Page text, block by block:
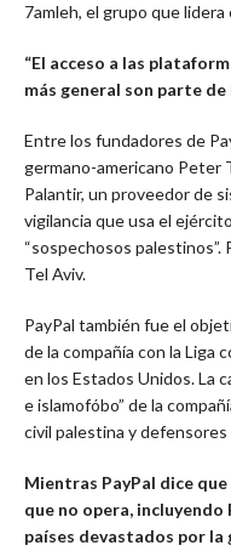
7amleh, el grupo que lidera
“El acceso a las
más general son parte
Entre los fundadores de
germano-americano Peter
Palantir, un proveedor de
vigilancia que usa el
“sospechosos
Tel Aviv.
PayPal también fue el
de la compañía con la Liga
en los Estados Unidos. La
e islamofóbo” de la
civil palestina y
Mientras PayPal dice que
que no opera,
países devastados por la